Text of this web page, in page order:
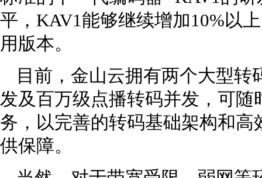
平，KAV1能够继续增加10%以
用版本。
目前，金山云拥有两个大型
发及百万级点播转码并发，可随
务，以完善的转码基础架构和
供保障。